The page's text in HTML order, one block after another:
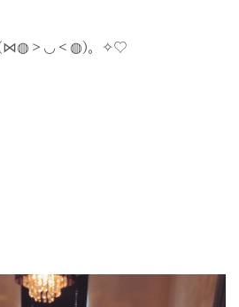
(⋈◍＞◡＜◍)。✧♡